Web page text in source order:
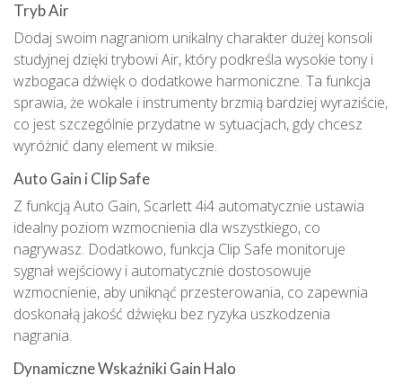
Tryb Air
Dodaj swoim nagraniom unikalny charakter dużej konsoli
studyjnej dzięki trybowi Air, który podkreśla wysokie tony i
wzbogaca dźwięk o dodatkowe harmoniczne. Ta funkcja
sprawia, że wokale i instrumenty brzmią bardziej wyraziście,
co jest szczególnie przydatne w sytuacjach, gdy chcesz
wyróżnić dany element w miksie.
Auto Gain i Clip Safe
Z funkcją Auto Gain, Scarlett 4i4 automatycznie ustawia
idealny poziom wzmocnienia dla wszystkiego, co
nagrywasz. Dodatkowo, funkcja Clip Safe monitoruje
sygnał wejściowy i automatycznie dostosowuje
wzmocnienie, aby uniknąć przesterowania, co zapewnia
doskonałą jakość dźwięku bez ryzyka uszkodzenia
nagrania.
Dynamiczne Wskaźniki Gain Halo